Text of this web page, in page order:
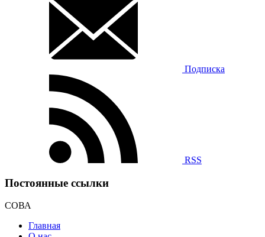
Подписка
RSS
Постоянные ссылки
СОВА
Главная